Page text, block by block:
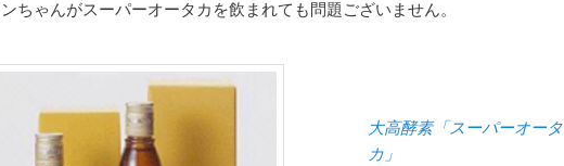
ちゃんがスーパーオータカを飲まれても問題ございません。
大高酵素「スーパーオータ
カ」